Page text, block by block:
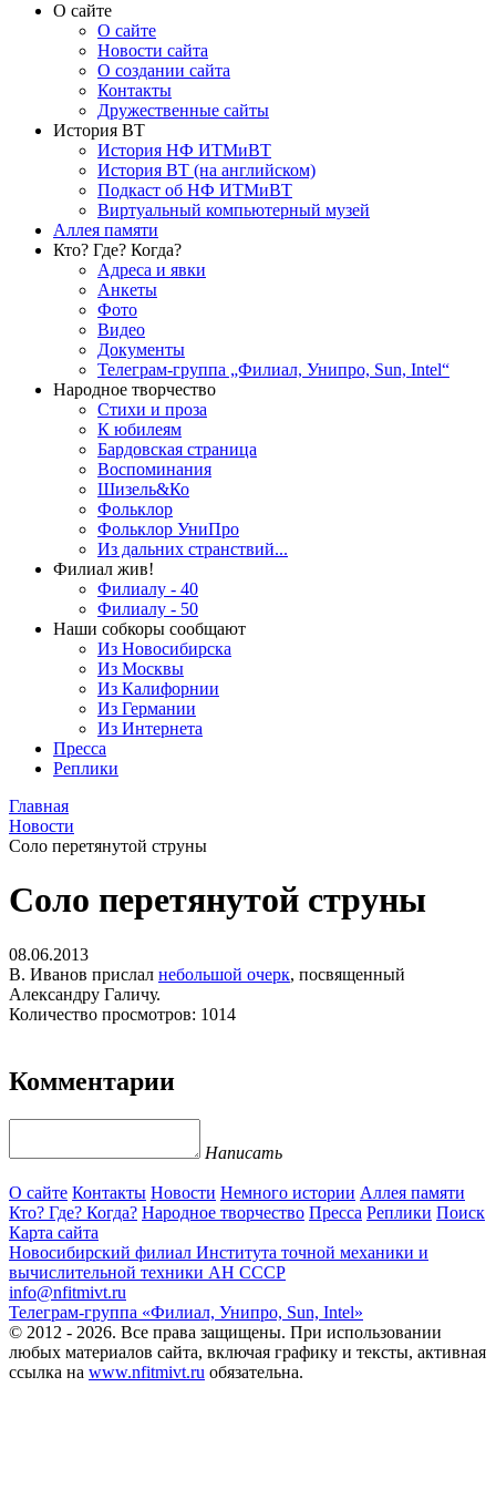
О сайте
О сайте
Новости сайта
О создании сайта
Контакты
Дружественные сайты
История ВТ
История НФ ИТМиВТ
История ВТ (на английском)
Подкаст об НФ ИТМиВТ
Виртуальный компьютерный музей
Аллея памяти
Кто? Где? Когда?
Адреса и явки
Анкеты
Фото
Видео
Документы
Телеграм-группа „Филиал, Унипро, Sun, Intel“
Народное творчество
Стихи и проза
К юбилеям
Бардовская страница
Воспоминания
Шизель&Ко
Фольклор
Фольклор УниПро
Из дальних странствий...
Филиал жив!
Филиалу - 40
Филиалу - 50
Наши собкоры сообщают
Из Новосибирска
Из Москвы
Из Калифорнии
Из Германии
Из Интернета
Пресса
Реплики
Главная
Новости
Соло перетянутой струны
Соло перетянутой струны
08.06.2013
В. Иванов прислал небольшой очерк, посвященный
Александру Галичу.
Количество просмотров: 1014
Комментарии
Написать
О сайте Контакты Новости Немного истории Аллея памяти
Кто? Где? Когда? Народное творчество Пресса Реплики Поиск
Карта сайта
Новосибирский филиал Института точной механики и
вычислительной техники АН СССР
info@nfitmivt.ru
Телеграм-группа «Филиал, Унипро, Sun, Intel»
© 2012 - 2026. Все права защищены. При использовании
любых материалов сайта, включая графику и тексты, активная
ссылка на www.nfitmivt.ru обязательна.